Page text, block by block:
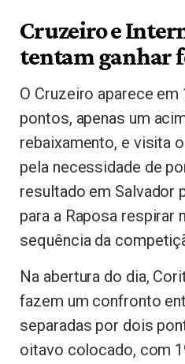
Cruzeiro e
tentam ganhar
O Cruzeiro aparece em
pontos, apenas um
rebaixamento, e visita
pela necessidade de
resultado em Salvador
para a Raposa respirar
sequência da
Na abertura do dia,
fazem um confronto
separadas por dois
oitavo colocado, com